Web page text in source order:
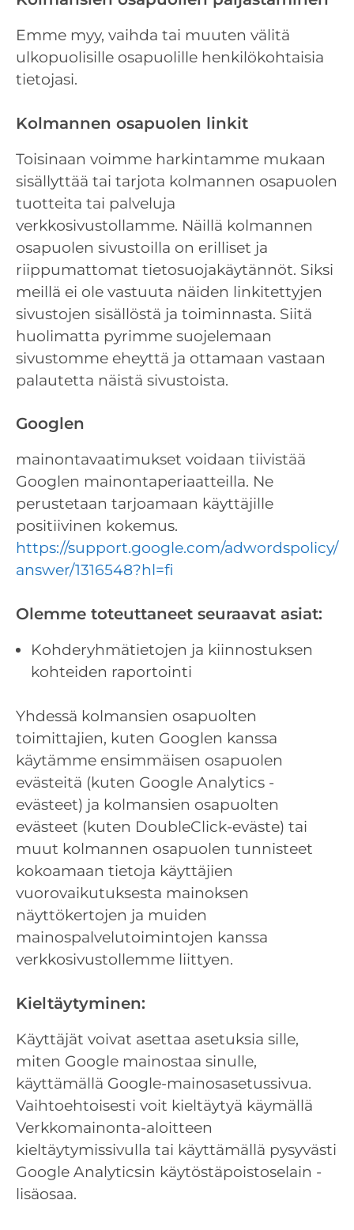
Emme myy, vaihda tai muuten välitä
ulkopuolisille osapuolille henkilökohtaisia ​​
tietojasi.
Kolmannen osapuolen linkit
Toisinaan voimme harkintamme mukaan
sisällyttää tai tarjota kolmannen osapuolen
tuotteita tai palveluja
verkkosivustollamme. Näillä kolmannen
osapuolen sivustoilla on erilliset ja
riippumattomat tietosuojakäytännöt. Siksi
meillä ei ole vastuuta näiden linkitettyjen
sivustojen sisällöstä ja toiminnasta. Siitä
huolimatta pyrimme suojelemaan
sivustomme eheyttä ja ottamaan vastaan ​​
palautetta näistä sivustoista.
Googlen
mainontavaatimukset voidaan tiivistää
Googlen mainontaperiaatteilla. Ne
perustetaan tarjoamaan käyttäjille
positiivinen kokemus.
https://support.google.com/adwordspolicy/
answer/1316548?hl=fi
Olemme toteuttaneet seuraavat asiat:
Kohderyhmätietojen ja kiinnostuksen
kohteiden raportointi
Yhdessä kolmansien osapuolten
toimittajien, kuten Googlen kanssa
käytämme ensimmäisen osapuolen
evästeitä (kuten Google Analytics -
evästeet) ja kolmansien osapuolten
evästeet (kuten DoubleClick-eväste) tai
muut kolmannen osapuolen tunnisteet
kokoamaan tietoja käyttäjien
vuorovaikutuksesta mainoksen
näyttökertojen ja muiden
mainospalvelutoimintojen kanssa
verkkosivustollemme liittyen.
Kieltäytyminen:
Käyttäjät voivat asettaa asetuksia sille,
miten Google mainostaa sinulle,
käyttämällä Google-mainosasetussivua.
Vaihtoehtoisesti voit kieltäytyä käymällä
Verkkomainonta-aloitteen
kieltäytymissivulla tai käyttämällä pysyvästi
Google Analyticsin käytöstäpoistoselain -
lisäosaa.